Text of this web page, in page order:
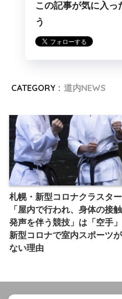
この記事が気に入っ
う
CATEGORY : 道内NEWS
札幌・新型コロナクラスター
「屋内で行われ、身体の接
発声を伴う競技」は「空手」
新型コロナで室内スポーツ
ない理由